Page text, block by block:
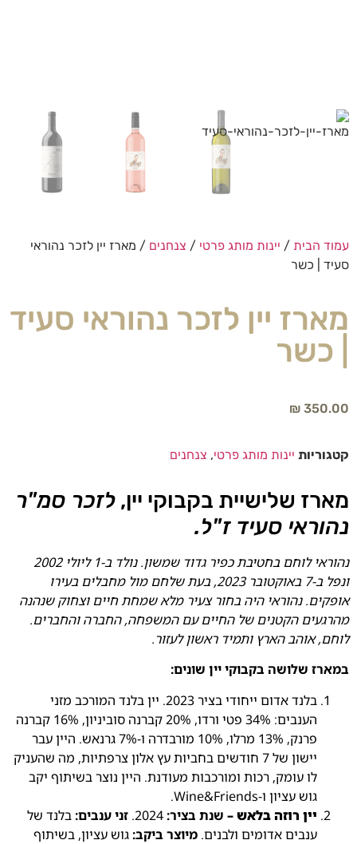
עמוד הבית / יינות מותג פרטי / צנחנים / מארז יין לזכר נהוראי
סעיד | כשר
מארז יין לזכר נהוראי סעיד
| כשר
₪ 350.00
קטגוריות יינות מותג פרטי, צנחנים
מארז שלישיית בקבוקי יין, לזכר סמ"ר
נהוראי סעיד ז"ל.
נהוראילוחם בחטיבת כפיר גדוד שמשון. נולד ב-1 ליולי 2002
ונפל ב-7 באוקטובר 2023, בעת שלחם מול מחבלים בעירו
אופקים. נהוראי היה בחור צעיר מלא שמחת חיים וצחוק שנהנה
מהרגעים הקטנים של החיים עם המשפחה, החברה והחברים.
לוחם, אוהב הארץ ותמיד ראשון לעזור.
במארז שלושה בקבוקי יין שונים:
בלנד אדום ייחודי בציר 2023. יין בלנד המורכב מזני
הענבים: 34% פטי ורדו, 20% קברנה סוביניון, 16% קברנה
פרנק, 13% מרלו, 10% מורבדרה ו-7% גרנאש. היין עבר
יישון של 7 חודשים בחביות עץ אלון צרפתיות, מה שהעניק
לו עומק, רכות ומורכבות מעודנת. היין נוצר בשיתוף יקב
גוש עציון ו-Wine&Friends.
יין רוזה בלאש – שנת בציר: זני ענבים:בלנד של
ענבים אדומים ולבנים. מיוצר ביקב:גוש עציון, בשיתוף